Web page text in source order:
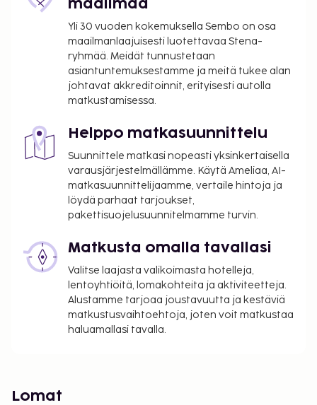
maailmaa
Yli 30 vuoden kokemuksella Sembo on osa
maailmanlaajuisesti luotettavaa Stena-
ryhmää. Meidät tunnustetaan
asiantuntemuksestamme ja meitä tukee alan
johtavat akkreditoinnit, erityisesti autolla
matkustamisessa.
Helppo matkasuunnittelu
Suunnittele matkasi nopeasti yksinkertaisella
varausjärjestelmällämme. Käytä Ameliaa, AI-
matkasuunnittelijaamme, vertaile hintoja ja
löydä parhaat tarjoukset,
pakettisuojelusuunnitelmamme turvin.
Matkusta omalla tavallasi
Valitse laajasta valikoimasta hotelleja,
lentoyhtiöitä, lomakohteita ja aktiviteetteja.
Alustamme tarjoaa joustavuutta ja kestäviä
matkustusvaihtoehtoja, joten voit matkustaa
haluamallasi tavalla.
Lomat